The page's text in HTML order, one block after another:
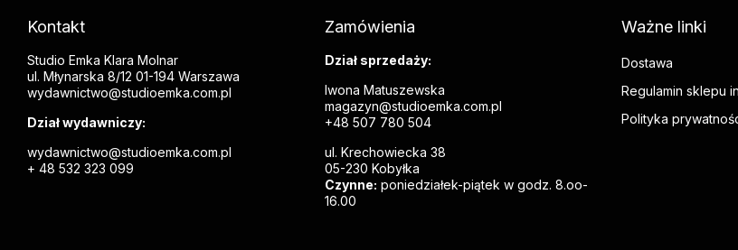
Kontakt
Studio Emka Klara Molnar
ul. Młynarska 8/12 01-194 Warszawa
wydawnictwo@studioemka.com.pl
Dział wydawniczy:
wydawnictwo@studioemka.com.pl
+ 48 532 323 099
Zamówienia
Dział sprzedaży:
Iwona Matuszewska
magazyn@studioemka.com.pl
+48 507 780 504
ul. Krechowiecka 38
05-230 Kobyłka
Czynne: poniedziałek-piątek w godz. 8.oo-
16.00
Ważne linki
Dostawa
Regulamin sklepu
Polityka